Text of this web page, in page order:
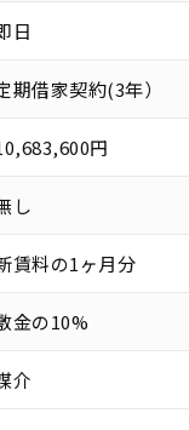
日
期借家契約(3年）
円
し
賃料の1ヶ月分
金の10%
介